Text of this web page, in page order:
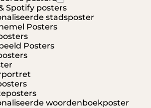
Spotify posters
stadsposter
Posters
Posters
woordenboekposter